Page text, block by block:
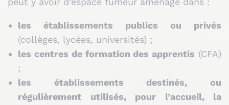
les établissements publics ou privés
(collèges, lycées, universités) ;
les centres de formation des apprentis (CFA)
;
les établissements destinés, ou
régulièrement utilisés, pour l’accueil, la